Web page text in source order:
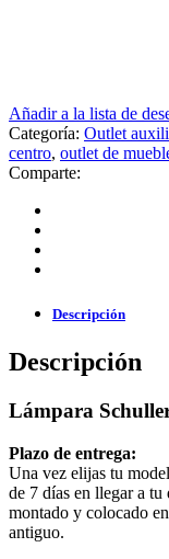
Añadir a la lista de
Categoría: Outlet
centro, outlet de
Comparte:
Descripción
Descripción
Lámpara
Plazo de entrega:
Una vez elijas tu
de 7 días en llegar a
montado y colocado
antiguo.